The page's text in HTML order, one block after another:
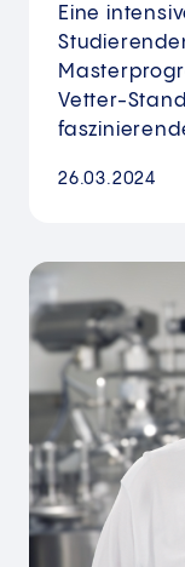
Eine
Vetter-
26.03.2024